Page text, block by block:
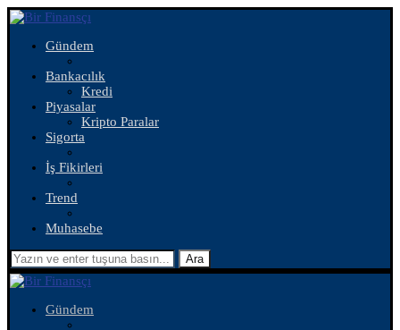
Gündem
Bankacılık
Kredi
Piyasalar
Kripto Paralar
Sigorta
İş Fikirleri
Trend
Muhasebe
Ara
Gündem